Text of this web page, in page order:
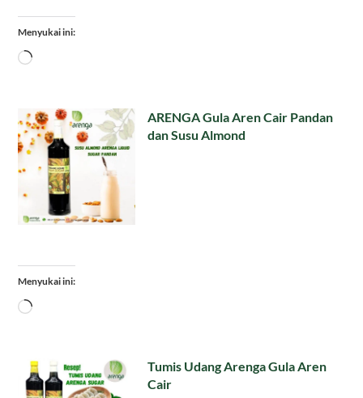
Menyukai ini:
Memuat...
ARENGA Gula Aren Cair Pandan
dan Susu Almond
Menyukai ini:
Memuat...
Tumis Udang Arenga Gula Aren
Cair